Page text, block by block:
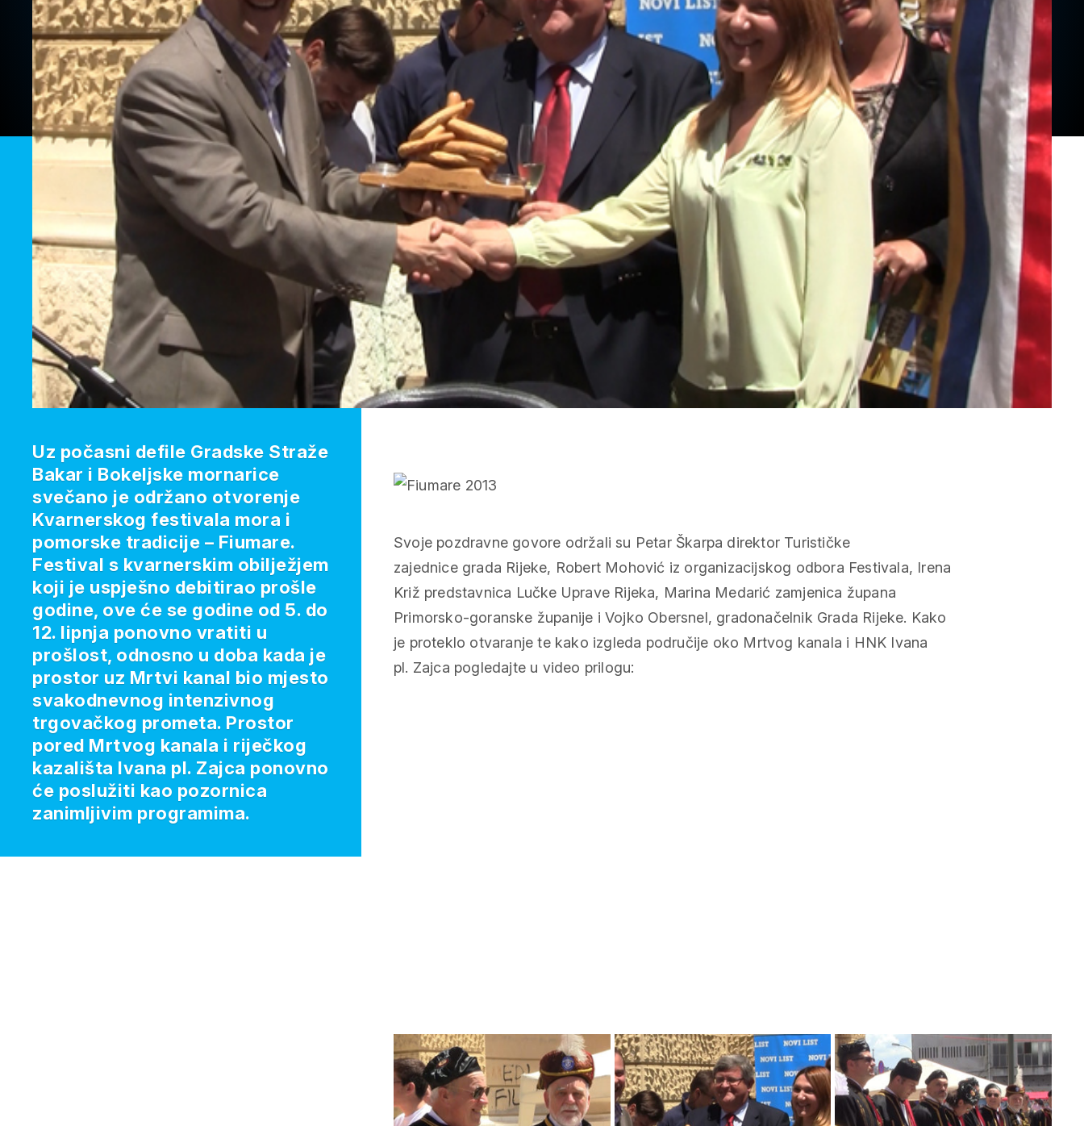
Svoje pozdravne govore održali su Petar Škarpa direktor Turističke
zajednice grada Rijeke, Robert Mohović iz organizacijskog odbora Festivala, Irena
Križ predstavnica Lučke Uprave Rijeka, Marina Medarić zamjenica župana
Primorsko-goranske županije i Vojko Obersnel, gradonačelnik Grada Rijeke. Kako
je proteklo otvaranje te kako izgleda područije oko Mrtvog kanala i HNK Ivana
pl. Zajca pogledajte u video prilogu:
Uz počasni defile Gradske Straže
Bakar i Bokeljske mornarice
svečano je održano otvorenje
Kvarnerskog festivala mora i
pomorske tradicije – Fiumare.
Festival s kvarnerskim obilježjem
koji je uspješno debitirao prošle
godine, ove će se godine od 5. do
12. lipnja ponovno vratiti u
prošlost, odnosno u doba kada je
prostor uz Mrtvi kanal bio mjesto
svakodnevnog intenzivnog
trgovačkog prometa. Prostor
pored Mrtvog kanala i riječkog
kazališta Ivana pl. Zajca ponovno
će poslužiti kao pozornica
zanimljivim programima.